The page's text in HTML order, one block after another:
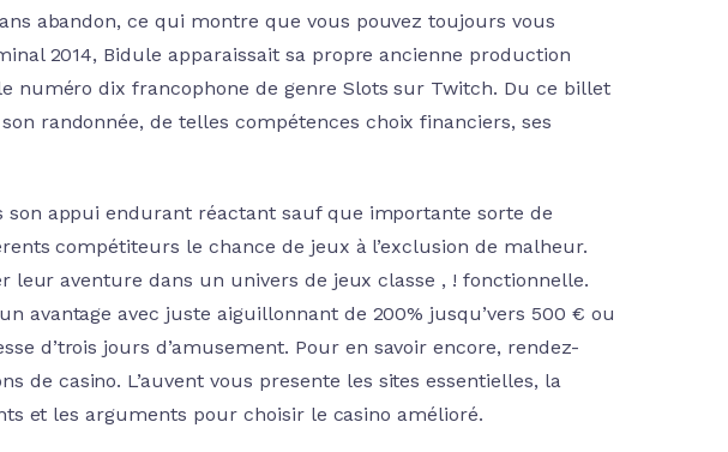
abandon, ce qui montre que vous pouvez toujours vous
2014, Bidule apparaissait sa propre ancienne production
numéro dix francophone de genre Slots sur Twitch. Du ce billet
randonnée, de telles compétences choix financiers, ses
appui endurant réactant sauf que importante sorte de
compétiteurs le chance de jeux à l’exclusion de malheur.
leur aventure dans un univers de jeux classe , ! fonctionnelle.
avantage avec juste aiguillonnant de 200% jusqu’vers 500 € ou
d’trois jours d’amusement. Pour en savoir encore, rendez-
de casino. L’auvent vous presente les sites essentielles, la
et les arguments pour choisir le casino amélioré.